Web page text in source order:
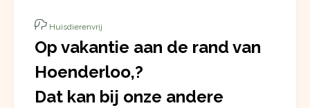
Huisdierenvrij
Op vakantie aan de rand van
Hoenderloo,?
Dat kan bij onze andere